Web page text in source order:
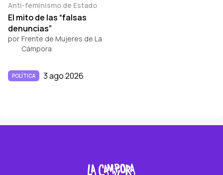
Anti-feminismo de Estado
El mito de las “falsas
denuncias”
por Frente de Mujeres de La
Cámpora
POLÍTICA 3 ago 2026